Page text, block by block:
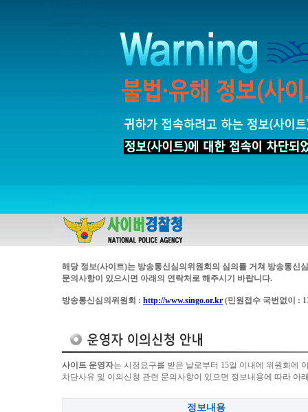
해당 정보(사이트)는 방송통신심의위원회의 심의를 거쳐 방송통신
문의사항이 있으시면 아래의 연락처로 해주시기 바랍니다.
방송통신심의위원회 : http://www.singo.or.kr (민원접수 국번없이 :
사이트 운영자는 시정요구를 받은 날로부터 15일 이내에 위원회에
차단사유 및 이의신청 관련 문의사항이 있으면 정보내용에 따라 아
정보내용